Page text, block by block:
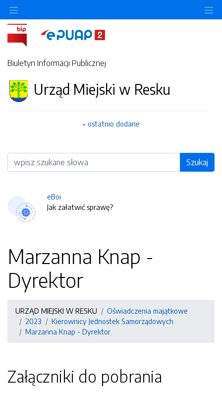
Biuletyn Informacji Publicznej
Urząd Miejski w Resku
ostatnio dodane
Wyszukiwarka Szukaj
eBoi
Jak załatwić sprawę?
Marzanna Knap -
Dyrektor
URZĄD MIEJSKI W RESKU
Oświadczenia majątkowe
2023
Kierownicy Jednostek Samorządowych
Marzanna Knap - Dyrektor
Załączniki do pobrania